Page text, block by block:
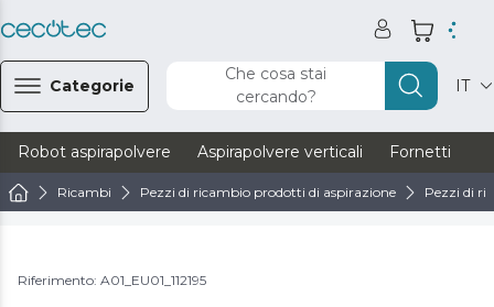
Categorie
Che cosa stai
cercando?
IT
Robot aspirapolvere Aspirapolvere verticali Fornetti
Ricambi Pezzi di ricambio prodotti di aspirazione Pezzi di
Riferimento: A01_EU01_112195